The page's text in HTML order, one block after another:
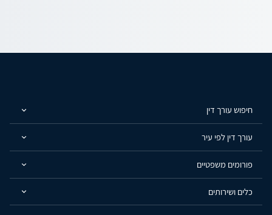
חיפוש עורך דין
עורך דין לפי עיר
פורומים משפטיים
כלים ושירותים